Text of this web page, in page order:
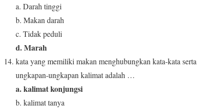
a. Darah tinggi
b. Makan darah
c. Tidak peduli
d. Marah
kata yang memiliki makan menghubungkan kata-kata serta
ungkapan-ungkapan kalimat adalah …
a. kalimat konjungsi
b. kalimat tanya